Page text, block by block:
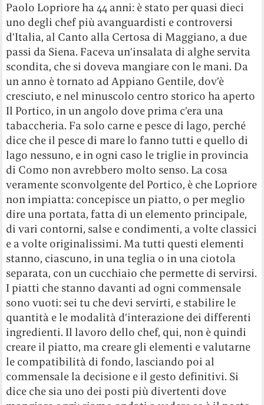
Paolo Lopriore ha 44 anni: è stato per quasi dieci
uno degli chef più avanguardisti e controversi
d’Italia, al Canto alla Certosa di Maggiano, a due
passi da Siena. Faceva un’insalata di alghe servita
scondita, che si doveva mangiare con le mani. Da
un anno è tornato ad Appiano Gentile, dov’è
cresciuto, e nel minuscolo centro storico ha aperto
Il Portico, in un angolo dove prima c’era una
tabaccheria. Fa solo carne e pesce di lago, perché
dice che il pesce di mare lo fanno tutti e quello di
lago nessuno, e in ogni caso le triglie in provincia
di Como non avrebbero molto senso. La cosa
veramente sconvolgente del Portico, è che Lopriore
non impiatta: concepisce un piatto, o per meglio
dire una portata, fatta di un elemento principale,
di vari contorni, salse e condimenti, a volte classici
e a volte originalissimi. Ma tutti questi elementi
stanno, ciascuno, in una teglia o in una ciotola
separata, con un cucchiaio che permette di servirsi.
I piatti che stanno davanti ad ogni commensale
sono vuoti: sei tu che devi servirti, e stabilire le
quantità e le modalità d’interazione dei differenti
ingredienti. Il lavoro dello chef, qui, non è quindi
creare il piatto, ma creare gli elementi e valutarne
le compatibilità di fondo, lasciando poi al
commensale la decisione e il gesto definitivi. Si
dice che sia uno dei posti più divertenti dove